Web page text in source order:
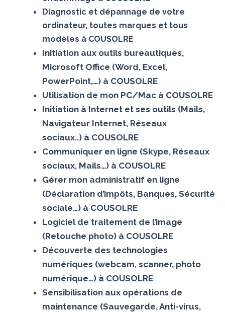
Diagnostic et dépannage de votre
ordinateur, toutes marques et tous
modèles à COUSOLRE
Initiation aux outils bureautiques,
Microsoft Office (Word, Excel,
PowerPoint,…) à COUSOLRE
Utilisation de mon PC/Mac à COUSOLRE
Initiation à Internet et ses outils (Mails,
Navigateur Internet, Réseaux
sociaux..) à COUSOLRE
Communiquer en ligne (Skype, Réseaux
sociaux, Mails…) à COUSOLRE
Gérer mon administratif en ligne
(Déclaration d’impôts, Banques, Sécurité
sociale…) à COUSOLRE
Logiciel de traitement de l’image
(Retouche photo) à COUSOLRE
Découverte des technologies
numériques (webcam, scanner, photo
numérique…) à COUSOLRE
Sensibilisation aux opérations de
maintenance (Sauvegarde, Anti-virus,